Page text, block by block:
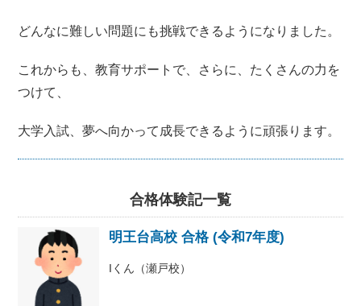
どんなに難しい問題にも挑戦できるようになりました。
これからも、教育サポートで、さらに、たくさんの力を
つけて、
大学入試、夢へ向かって成長できるように頑張ります。
合格体験記一覧
明王台高校 合格 (令和7年度)
Iくん（瀬戸校）